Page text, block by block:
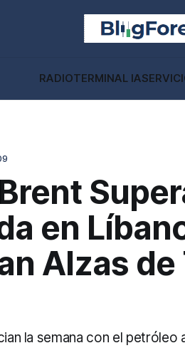
RADIOTERMINAL IA
en
Alzas de
la semana con el petróleo